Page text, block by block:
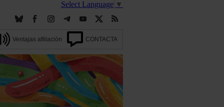
Select Language ▼
Ventajas afiliación CONTACTA